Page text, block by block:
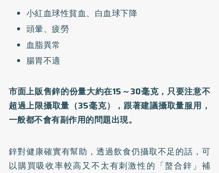
小紅血球性貧血、白血球下降
頭暈、疲勞
血脂異常
腸胃不適
市面上販售鋅的份量大約在15～30毫克，只要注意不
超過上限攝取量（35毫克），跟著建議攝取量服用，
一般都不會有副作用的問題出現。
鋅對健康確實有幫助，透過飲食仍攝取不足的話，可
以購買吸收率較高又不太有刺激性的「螯合鋅」補